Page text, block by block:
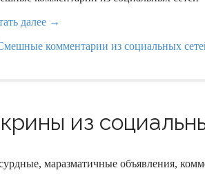
далее →
из
маразматичные объявления,